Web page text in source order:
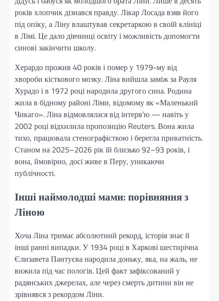
років хлопчик дізнався правду. Лікар Лосада взяв його
під опіку, а Ліну влаштував секретаркою в своїй клініці
в Лімі. Це дало дівчинці освіту і можливість допомогти
синові закінчити школу.
Херардо прожив 40 років і помер у 1979-му від
хвороби кісткового мозку. Ліна вийшла заміж за Рауля
Хурадо і в 1972 році народила другого сина. Родина
жила в бідному районі Ліми, відомому як «Маленький
Чикаго». Ліна відмовлялася від інтерв’ю — навіть у
2002 році відхилила пропозицію Reuters. Вона жила
тихо, працювала стенографісткою і берегла приватність.
Станом на 2025–2026 рік їй близько 92–93 років, і
вона, ймовірно, досі живе в Перу, уникаючи
публічності.
Інші наймолодші мами: порівняння з
Ліною
Хоча Ліна тримає абсолютний рекорд, історія знає й
інші ранні випадки. У 1934 році в Харкові шестирічна
Єлизавета Пантуєва народила доньку, яка, на жаль, не
вижила під час пологів. Цей факт зафіксований у
радянських джерелах, але через смерть дитини він не
зрівнявся з рекордом Ліни.